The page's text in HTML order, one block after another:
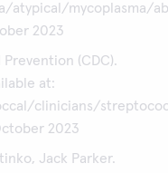
atypical/mycoplasma/
2023
(CDC).
at:
clinicians/
2023
Jack Parker.